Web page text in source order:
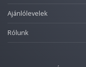
Ajánlólevelek
Rólunk